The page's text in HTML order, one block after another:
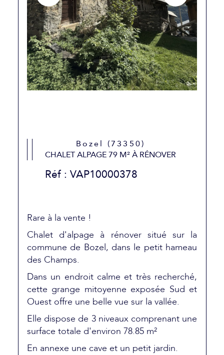
Bozel (73350)
CHALET ALPAGE 79 M² À RÉNOVER
Réf : VAP10000378
Rare à la vente !
Chalet d'alpage à rénover situé sur la
commune de Bozel, dans le petit hameau
des Champs.
Dans un endroit calme et très recherché,
cette grange mitoyenne exposée Sud et
Ouest offre une belle vue sur la vallée.
Elle dispose de 3 niveaux comprenant une
surface totale d'environ 78.85 m²
En annexe une cave et un petit jardin.